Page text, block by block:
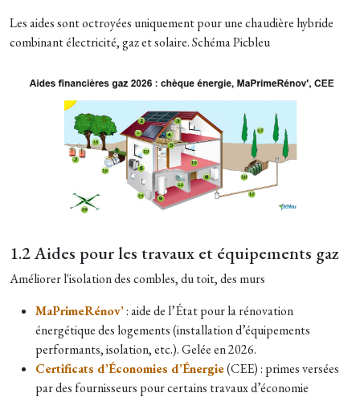
Les aides sont octroyées uniquement pour une chaudière hybride
combinant électricité, gaz et solaire. Schéma Picbleu
1.2 Aides pour les travaux et équipements gaz
Améliorer l'isolation des combles, du toit, des murs
MaPrimeRénov’: aide de l’État pour la rénovation
énergétique des logements (installation d’équipements
performants, isolation, etc.). Gelée en 2026.
Certificats d’Économies d’Énergie(CEE) : primes versées
par des fournisseurs pour certains travaux d’économie